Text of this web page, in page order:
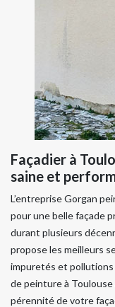
Façadier à
saine et
L’entreprise Gorgan
pour une belle façade
durant plusieurs
propose les meilleurs
impuretés et pollutions
de peinture à Toulouse
pérennité de votre